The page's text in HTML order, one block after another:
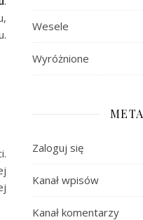
Wesele
Wyróżnione
META
Zaloguj się
Kanał wpisów
Kanał komentarzy